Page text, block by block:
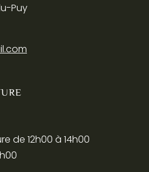
Puy
de 12h00 à 14h00